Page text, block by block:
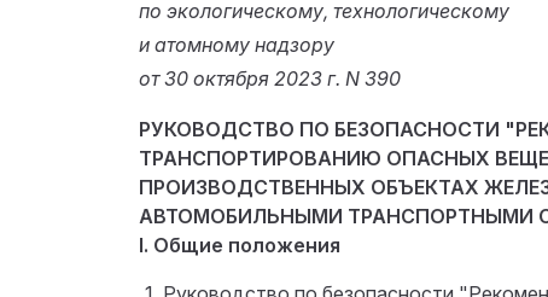
по экологическому, технологическому
и атомному надзору
от 30 октября 2023 г. N 390
РУКОВОДСТВО ПО БЕЗОПАСНОСТИ
ТРАНСПОРТИРОВАНИЮ ОПАСНЫХ
ПРОИЗВОДСТВЕННЫХ ОБЪЕКТАХ
АВТОМОБИЛЬНЫМИ ТРАНСПОРТНЫМИ
I. Общие положения